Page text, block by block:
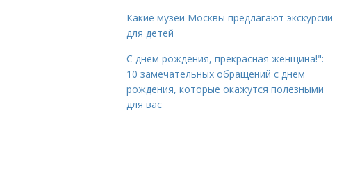
Какие музеи Москвы предлагают экскурсии
для детей
С днем рождения, прекрасная женщина!":
10 замечательных обращений с днем
рождения, которые окажутся полезными
для вас